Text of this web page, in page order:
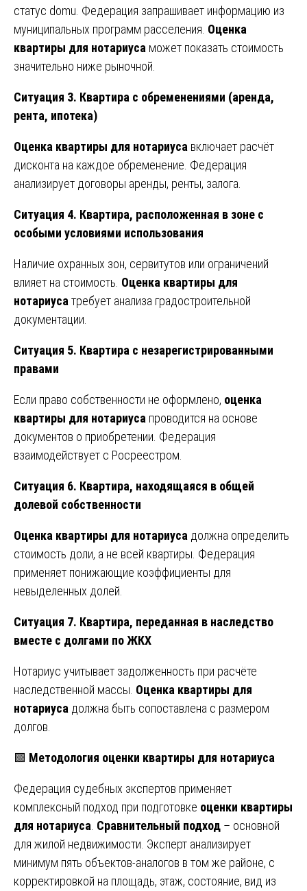
статус domu. Федерация запрашивает информацию из
муниципальных программ расселения. Оценка
квартиры для нотариуса может показать стоимость
значительно ниже рыночной.
Ситуация 3. Квартира с обременениями (аренда,
рента, ипотека)
Оценка квартиры для нотариуса включает расчёт
дисконта на каждое обременение. Федерация
анализирует договоры аренды, ренты, залога.
Ситуация 4. Квартира, расположенная в зоне с
особыми условиями использования
Наличие охранных зон, сервитутов или ограничений
влияет на стоимость. Оценка квартиры для
нотариуса требует анализа градостроительной
документации.
Ситуация 5. Квартира с незарегистрированными
правами
Если право собственности не оформлено, оценка
квартиры для нотариуса проводится на основе
документов о приобретении. Федерация
взаимодействует с Росреестром.
Ситуация 6. Квартира, находящаяся в общей
долевой собственности
Оценка квартиры для нотариуса должна определить
стоимость доли, а не всей квартиры. Федерация
применяет понижающие коэффициенты для
невыделенных долей.
Ситуация 7. Квартира, переданная в наследство
вместе с долгами по ЖКХ
Нотариус учитывает задолженность при расчёте
наследственной массы. Оценка квартиры для
нотариуса должна быть сопоставлена с размером
долгов.
🟩 Методология оценки квартиры для нотариуса
Федерация судебных экспертов применяет
комплексный подход при подготовке оценки квартиры
для нотариуса Сравнительный подход – основной
для жилой недвижимости. Эксперт анализирует
минимум пять объектов-аналогов в том же районе, с
корректировкой на площадь, этаж, состояние, вид из